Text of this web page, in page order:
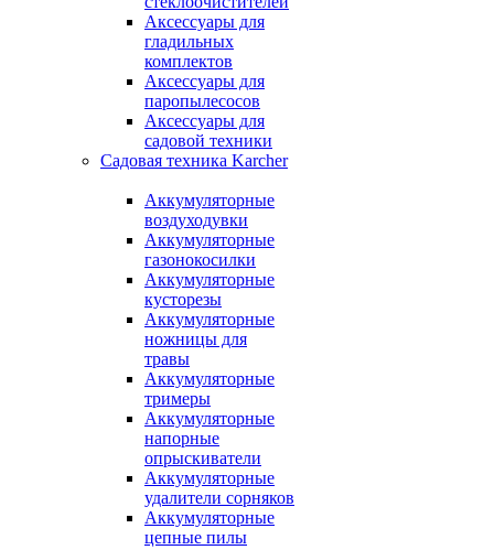
Аксессуары для
гладильных
комплектов
Аксессуары для
паропылесосов
Аксессуары для
садовой техники
Садовая техника Karcher
Аккумуляторные
воздуходувки
Аккумуляторные
газонокосилки
Аккумуляторные
кусторезы
Аккумуляторные
ножницы для
травы
Аккумуляторные
тримеры
Аккумуляторные
напорные
опрыскиватели
Аккумуляторные
удалители сорняков
Аккумуляторные
цепные пилы